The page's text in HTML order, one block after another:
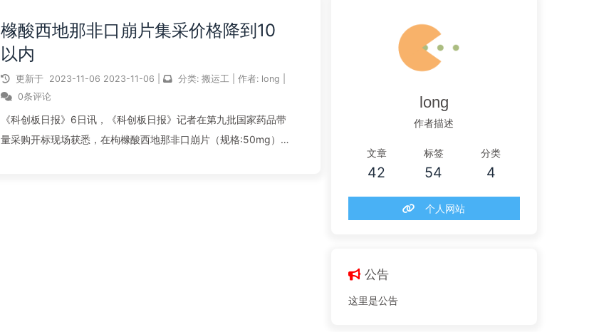
橼酸西地那非口崩片集采价格降到10
以内
更新于 2023-11-06 2023-11-06 分类: 搬运工 作者: long
0条评论
《科创板日报》6日讯，《科创板日报》记者在第九批国家药品带
量采购开标现场获悉，在枸橼酸西地那非口崩片（规格:50mg）的
long
作者描述
文章
42
标签
54
分类
4
个人网站
公告
这里是公告